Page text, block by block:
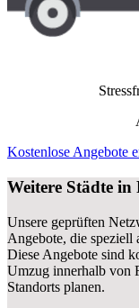
Kostenlose Angebote
Weitere Städte
Unsere geprüften
Angebote, die speziell
Diese Angebote sind
Umzug innerhalb von
Standorts planen.